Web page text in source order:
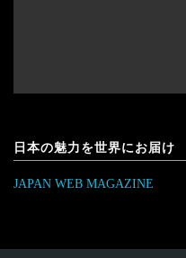
日本の魅力を世界にお届け
JAPAN WEB MAGAZINE